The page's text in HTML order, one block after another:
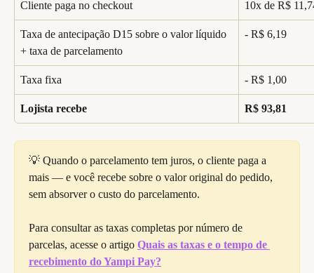
Cliente paga no checkout 10x de R$
Taxa de antecipação D15 sobre o valor líquido
+ taxa de parcelamento
- R$ 6,19
Taxa fixa - R$ 1,00
Lojista recebe R$ 93,81
💡 Quando o parcelamento tem juros, o cliente paga a
mais — e você recebe sobre o valor original do pedido,
sem absorver o custo do parcelamento.
Para consultar as taxas completas por número de
parcelas, acesse o artigo Quais as taxas e o tempo de
recebimento do Yampi Pay?